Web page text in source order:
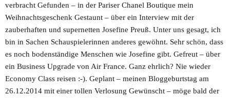
verbracht Gefunden – in der Pariser Chanel Boutique mein
Weihnachtsgeschenk Gestaunt – über ein Interview mit der
zauberhaften und supernetten Josefine Preuß. Unter uns gesagt, ich
bin in Sachen Schauspielerinnen anderes gewöhnt. Sehr schön, dass
es noch bodenständige Menschen wie Josefine gibt. Gefreut – über
ein Business Upgrade von Air France. Ganz ehrlich? Nie wieder
Economy Class reisen :-). Geplant – meinen Bloggeburtstag am
26.12.2014 mit einer tollen Verlosung Gewünscht – möge bald der